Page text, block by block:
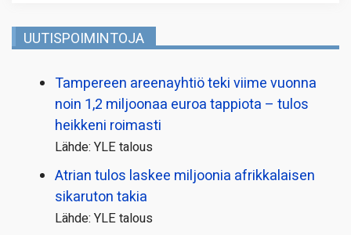
UUTISPOIMINTOJA
Tampereen areenayhtiö teki viime vuonna
noin 1,2 miljoonaa euroa tappiota – tulos
heikkeni roimasti
Lähde: YLE talous
Atrian tulos laskee miljoonia afrikkalaisen
sikaruton takia
Lähde: YLE talous